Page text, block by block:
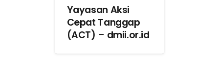
Yayasan Aksi
Cepat Tanggap
(ACT) – dmii.or.id